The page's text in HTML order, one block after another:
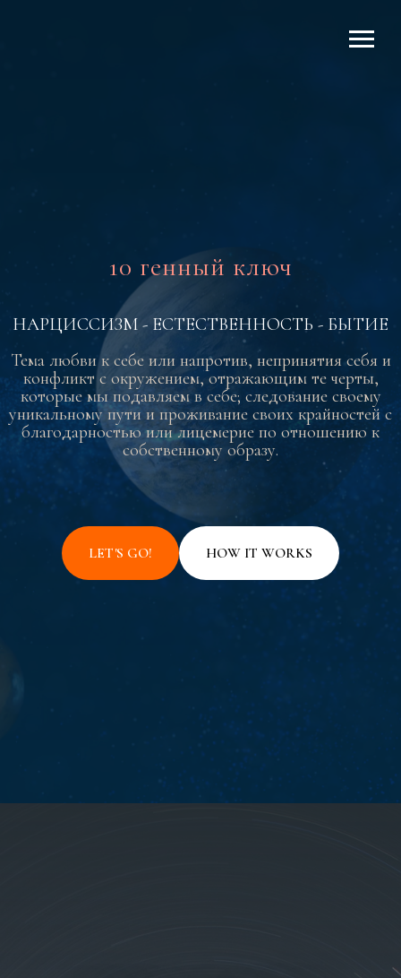
10 генный ключ
НАРЦИССИЗМ - ЕСТЕСТВЕННОСТЬ - БЫТИЕ
Тема любви к себе или напротив, непринятия себя и
конфликт с окружением, отражающим те черты,
которые мы подавляем в себе; следование своему
уникальному пути и проживание своих крайностей с
благодарностью или лицемерие по отношению к
собственному образу.
LET'S GO! HOW IT WORKS